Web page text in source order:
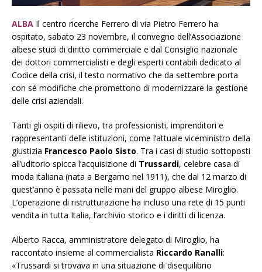
ALBA Il centro ricerche Ferrero di via Pietro Ferrero ha
ospitato, sabato 23 novembre, il convegno dell’Associazione
albese studi di diritto commerciale e dal Consiglio nazionale
dei dottori commercialisti e degli esperti contabili dedicato al
Codice della crisi, il testo normativo che da settembre porta
con sé modifiche che promettono di modernizzare la gestione
delle crisi aziendali.
Tanti gli ospiti di rilievo, tra professionisti, imprenditori e
rappresentanti delle istituzioni, come l’attuale viceministro della
giustizia Francesco Paolo Sisto. Tra i casi di studio sottoposti
all’uditorio spicca l’acquisizione di Trussardi, celebre casa di
moda italiana (nata a Bergamo nel 1911), che dal 12 marzo di
quest’anno è passata nelle mani del gruppo albese Miroglio.
L’operazione di ristrutturazione ha incluso una rete di 15 punti
vendita in tutta Italia, l’archivio storico e i diritti di licenza.
Alberto Racca, amministratore delegato di Miroglio, ha
raccontato insieme al commercialista Riccardo Ranalli:
«Trussardi si trovava in una situazione di disequilibrio